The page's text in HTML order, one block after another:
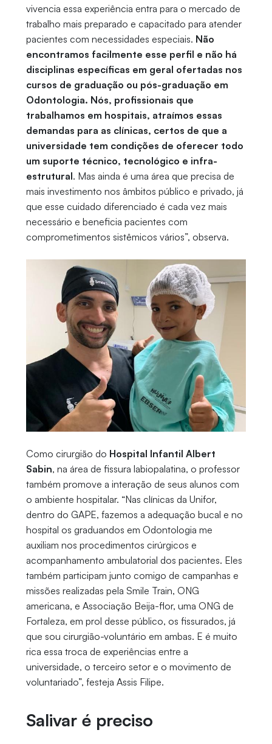
vivencia essa experiência entra para o mercado de
trabalho mais preparado e capacitado para atender
pacientes com necessidades especiais. Não
encontramos facilmente esse perfil e não há
disciplinas específicas em geral ofertadas nos
cursos de graduação ou pós-graduação em
Odontologia. Nós, profissionais que
trabalhamos em hospitais, atraímos essas
demandas para as clínicas, certos de que a
universidade tem condições de oferecer todo
um suporte técnico, tecnológico e infra-
estrutural. Mas ainda é uma área que precisa de
mais investimento nos âmbitos público e privado, já
que esse cuidado diferenciado é cada vez mais
necessário e beneficia pacientes com
comprometimentos sistêmicos vários”, observa.
Como cirurgião do Hospital Infantil Albert
Sabin, na área de fissura labiopalatina, o professor
também promove a interação de seus alunos com
o ambiente hospitalar. “Nas clínicas da Unifor,
dentro do GAPE, fazemos a adequação bucal e no
hospital os graduandos em Odontologia me
auxiliam nos procedimentos cirúrgicos e
acompanhamento ambulatorial dos pacientes. Eles
também participam junto comigo de campanhas e
missões realizadas pela Smile Train, ONG
americana, e Associação Beija-flor, uma ONG de
Fortaleza, em prol desse público, os fissurados, já
que sou cirurgião-voluntário em ambas. E é muito
rica essa troca de experiências entre a
universidade, o terceiro setor e o movimento de
voluntariado”, festeja Assis Filipe.
Salivar é preciso